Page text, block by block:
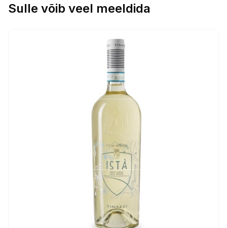
Sulle võib veel meeldida